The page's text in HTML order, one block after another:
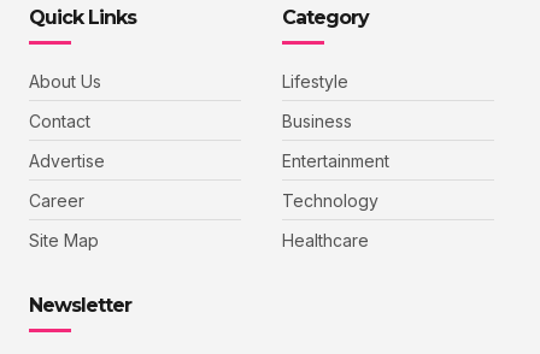
Quick Links
About Us
Contact
Advertise
Career
Site Map
Category
Lifestyle
Business
Entertainment
Technology
Healthcare
Newsletter